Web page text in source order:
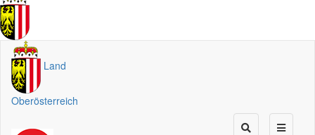
Land
Oberösterreich